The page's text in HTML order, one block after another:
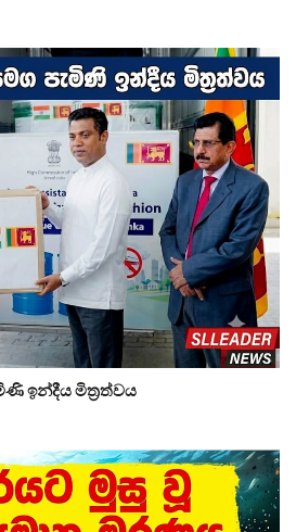
ඉන්දීය මිත්‍රත්වය